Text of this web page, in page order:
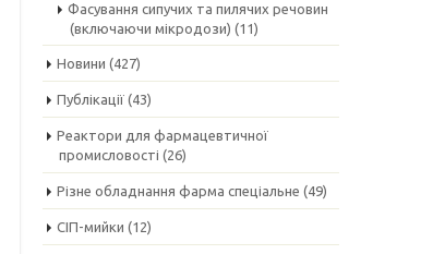
Фасування сипучих та пилячих речовин
(включаючи мікродози) (11)
Новини (427)
Публікації(43)
Реактори для фармацевтичної
промисловості (26)
Різне обладнання фарма спеціальне (49)
СІП-мийки (12)